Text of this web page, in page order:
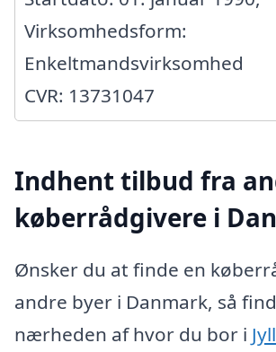
Virksomhedsform:
Enkeltmandsvirksomhed
CVR: 13731047
Indhent tilbud fra
køberrådgivere i
Ønsker du at finde en
andre byer i Danmark, så
nærheden af hvor du bor i